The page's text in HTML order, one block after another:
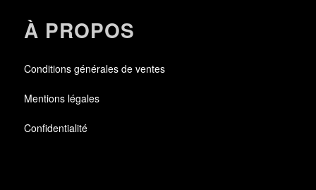
À PROPOS
Conditions générales de ventes
Mentions légales
Confidentialité